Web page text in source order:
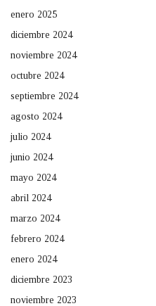
enero 2025
diciembre 2024
noviembre 2024
octubre 2024
septiembre 2024
agosto 2024
julio 2024
junio 2024
mayo 2024
abril 2024
marzo 2024
febrero 2024
enero 2024
diciembre 2023
noviembre 2023